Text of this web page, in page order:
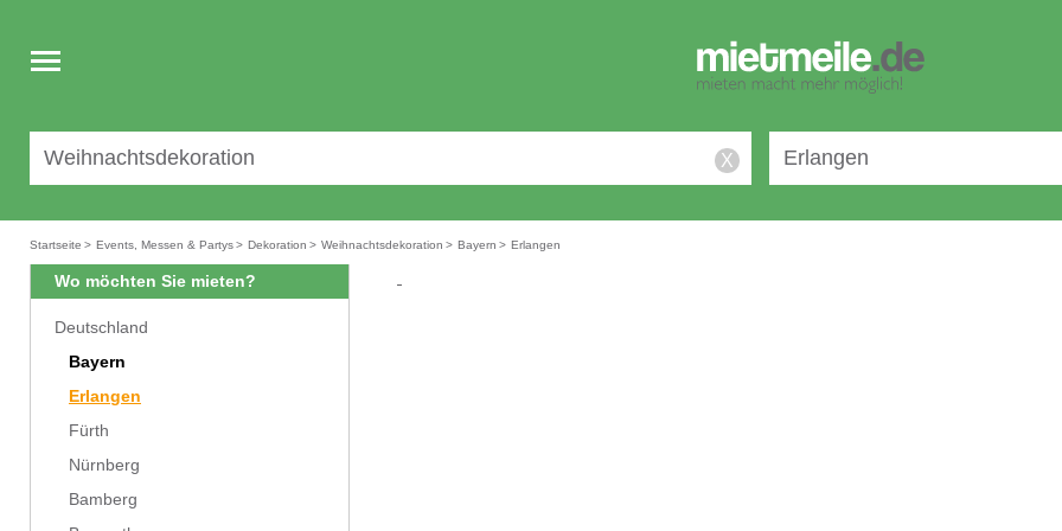
Toggle
navigation
X
Startseite > Events, Messen & Partys> Dekoration > Weihnachtsdekoration > Bayern > Erlangen
Wo möchten Sie mieten?
Deutschland
Bayern
Erlangen
Fürth
Nürnberg
Bamberg